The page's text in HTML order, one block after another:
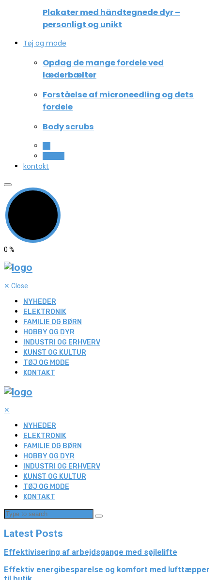
Plakater med håndtegnede dyr –
personligt og unikt
Tøj og mode
Opdag de mange fordele ved
læderbælter
Forståelse af microneedling og dets
fordele
Body scrubs
kontakt
0 %
✕ Close
NYHEDER
ELEKTRONIK
FAMILIE OG BØRN
HOBBY OG DYR
INDUSTRI OG ERHVERV
KUNST OG KULTUR
TØJ OG MODE
KONTAKT
✕
NYHEDER
ELEKTRONIK
FAMILIE OG BØRN
HOBBY OG DYR
INDUSTRI OG ERHVERV
KUNST OG KULTUR
TØJ OG MODE
KONTAKT
Latest Posts
Effektivisering af arbejdsgange med søjlelifte
Effektiv energibesparelse og komfort med lufttæpper